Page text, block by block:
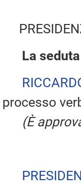
La
processo
(È